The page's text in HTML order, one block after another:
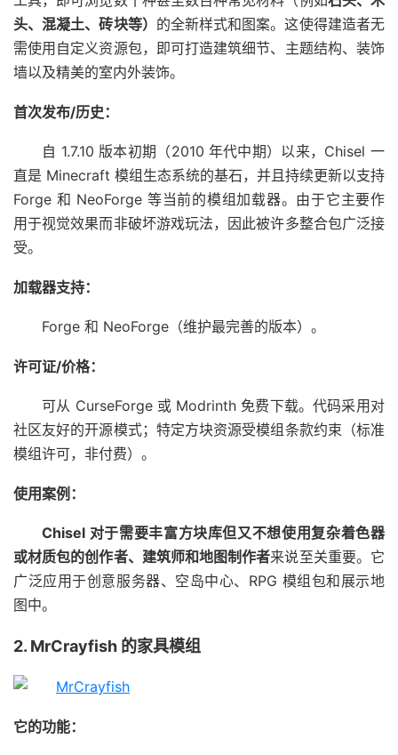
头、混凝土、砖块等） 的全新样式和图案。这使得建造者无
需使用自定义资源包，即可打造建筑细节、主题结构、装饰
墙以及精美的室内外装饰。
首次发布/历史：
自 1.7.10 版本初期（2010 年代中期）以来，Chisel 一
直是 Minecraft 模组生态系统的基石，并且持续更新以支持
Forge 和 NeoForge 等当前的模组加载器。由于它主要作
用于视觉效果而非破坏游戏玩法，因此被许多整合包广泛接
受。
加载器支持：
Forge 和 NeoForge（维护最完善的版本）。
许可证/价格：
可从 CurseForge 或 Modrinth 免费下载。代码采用对
社区友好的开源模式；特定方块资源受模组条款约束（标准
模组许可，非付费）。
使用案例：
Chisel 对于需要丰富方块库但又不想使用复杂着色器
或材质包的创作者、建筑师和地图制作者来说至关重要。它
广泛应用于创意服务器、空岛中心、RPG 模组包和展示地
图中。
2. MrCrayfish 的家具模组
它的功能：